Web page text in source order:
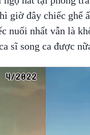
giờ đây chiếc ghế
nuối nhất vẫn là
sĩ song ca được